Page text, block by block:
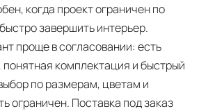
когда проект ограничен по
завершить интерьер.
проще в согласовании: есть
комплектация и быстрый
по размерам, цветам и
ограничен. Поставка под заказ